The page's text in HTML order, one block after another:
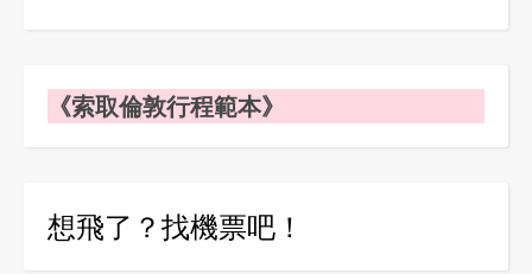
《索取倫敦行程範本》
想飛了？找機票吧！